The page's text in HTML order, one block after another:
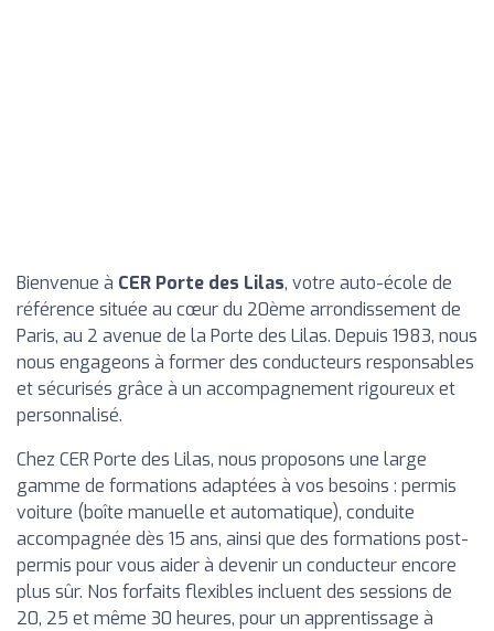
Bienvenue à CER Porte des Lilas, votre auto-école de
référence située au cœur du 20ème arrondissement de
Paris, au 2 avenue de la Porte des Lilas. Depuis 1983, nous
nous engageons à former des conducteurs responsables
et sécurisés grâce à un accompagnement rigoureux et
personnalisé.
Chez CER Porte des Lilas, nous proposons une large
gamme de formations adaptées à vos besoins : permis
voiture (boîte manuelle et automatique), conduite
accompagnée dès 15 ans, ainsi que des formations post-
permis pour vous aider à devenir un conducteur encore
plus sûr. Nos forfaits flexibles incluent des sessions de
20, 25 et même 30 heures, pour un apprentissage à